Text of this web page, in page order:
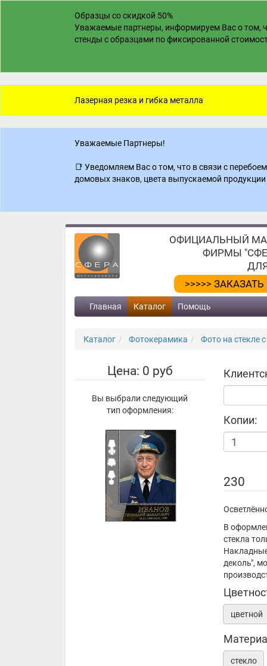
Образцы со скидкой 50%
Уважаемые партнеры, информируем Вас о том,
стенды с образцами по фиксированной
Лазерная резка и гибка металла
Уважаемые Партнеры!
📑 Уведомляем Вас о том, что в связи с
домовых знаков, цвета выпускаемой
ОФИЦИАЛЬНЫЙ
ФИРМЫ
>>>>>
Главная Каталог Помощь
Каталог Фотокерамика Фото на стекле
Цена: 0 руб
Вы выбрали следующий
тип оформления:
Копии:
230
В
стекла
деколь",
цветной
стекло